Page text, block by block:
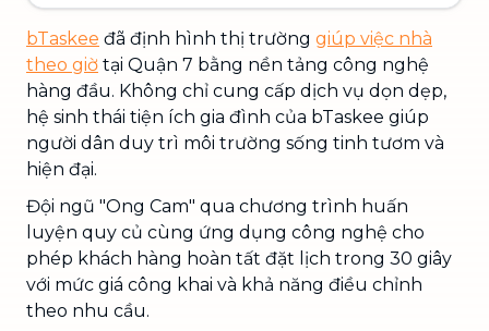
bTaskee đã định hình thị trường giúp việc nhà
theo giờ tại Quận 7 bằng nền tảng công nghệ
hàng đầu. Không chỉ cung cấp dịch vụ dọn dẹp,
hệ sinh thái tiện ích gia đình của bTaskee giúp
người dân duy trì môi trường sống tinh tươm và
hiện đại.
Đội ngũ "Ong Cam" qua chương trình huấn
luyện quy củ cùng ứng dụng công nghệ cho
phép khách hàng hoàn tất đặt lịch trong 30 giây
với mức giá công khai và khả năng điều chỉnh
theo nhu cầu.